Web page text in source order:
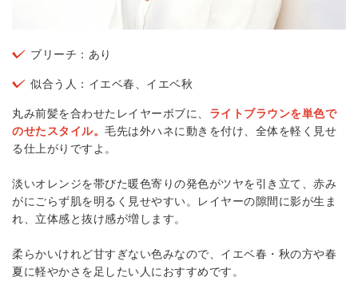
ブリーチ：あり
似合う人：イエベ春、イエベ秋
丸み前髪を合わせたレイヤーボブに、 ライトブラウンを単色で
のせたスタイル。 毛先は外ハネに動きを付け、全体を軽く見せ
る仕上がりですよ。
淡いオレンジを帯びた暖色寄りの発色がツヤを引き立て、赤み
がにごらず肌を明るく見せやすい。レイヤーの隙間に影が生ま
れ、立体感と抜け感が増します。
柔らかいけれど甘すぎない色みなので、イエベ春・秋の方や春
夏に軽やかさを足したい人におすすめです。